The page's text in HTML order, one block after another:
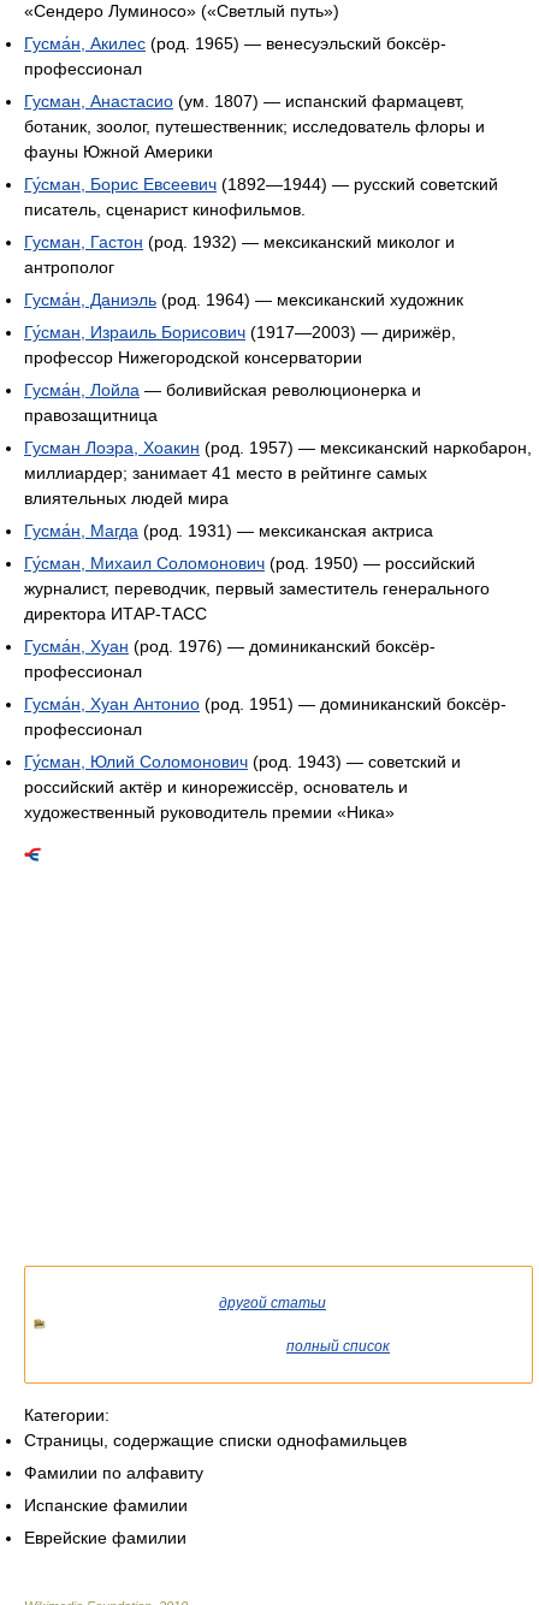
«Сендеро Луминосо» («Светлый путь»)
Гусма́н, Акилес (род. 1965) — венесуэльский боксёр-
профессионал
Гусман, Анастасио (ум. 1807) — испанский фармацевт,
ботаник, зоолог, путешественник; исследователь флоры и
фауны Южной Америки
Гу́сман, Борис Евсеевич (1892—1944) — русский советский
писатель, сценарист кинофильмов.
Гусман, Гастон (род. 1932) — мексиканский миколог и
антрополог
Гусма́н, Даниэль (род. 1964) — мексиканский художник
Гу́сман, Израиль Борисович (1917—2003) — дирижёр,
профессор Нижегородской консерватории
Гусма́н, Лойла — боливийская революционерка и
правозащитница
Гусман Лоэра, Хоакин (род. 1957) — мексиканский наркобарон,
миллиардер; занимает 41 место в рейтинге самых
влиятельных людей мира
Гусма́н, Магда (род. 1931) — мексиканская актриса
Гу́сман, Михаил Соломонович (род. 1950) — российский
журналист, переводчик, первый заместитель генерального
директора ИТАР-ТАСС
Гусма́н, Хуан (род. 1976) — доминиканский боксёр-
профессионал
Гусма́н, Хуан Антонио (род. 1951) — доминиканский боксёр-
профессионал
Гу́сман, Юлий Соломонович (род. 1943) — советский и
российский актёр и кинорежиссёр, основатель и
художественный руководитель премии «Ника»
другой статьи
полный список
Категории:
Страницы, содержащие списки однофамильцев
Фамилии по алфавиту
Испанские фамилии
Еврейские фамилии